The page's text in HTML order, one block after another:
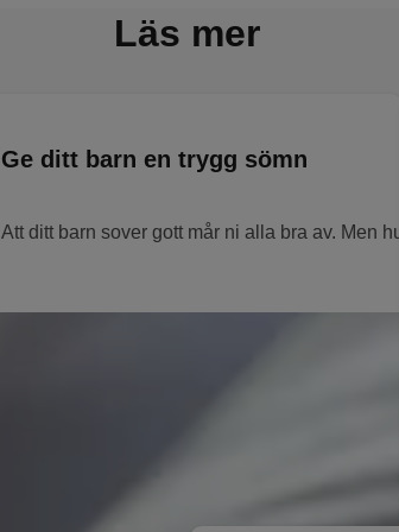
Läs mer
Ge ditt barn en trygg sömn
Att ditt barn sover gott mår ni alla bra av. Men